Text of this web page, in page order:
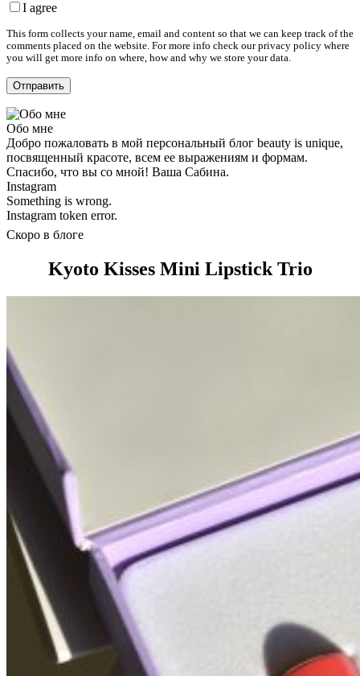
I agree
This form collects your name, email and content so that we can keep track of the
comments placed on the website. For more info check our privacy policy where
you will get more info on where, how and why we store your data.
Обо мне
Добро пожаловать в мой персональный блог beauty is unique,
посвященный красоте, всем ее выражениям и формам.
Спасибо, что вы со мной! Ваша Сабина.
Instagram
Something is wrong.
Instagram token error.
Скоро в блоге
Kyoto Kisses Mini Lipstick Trio